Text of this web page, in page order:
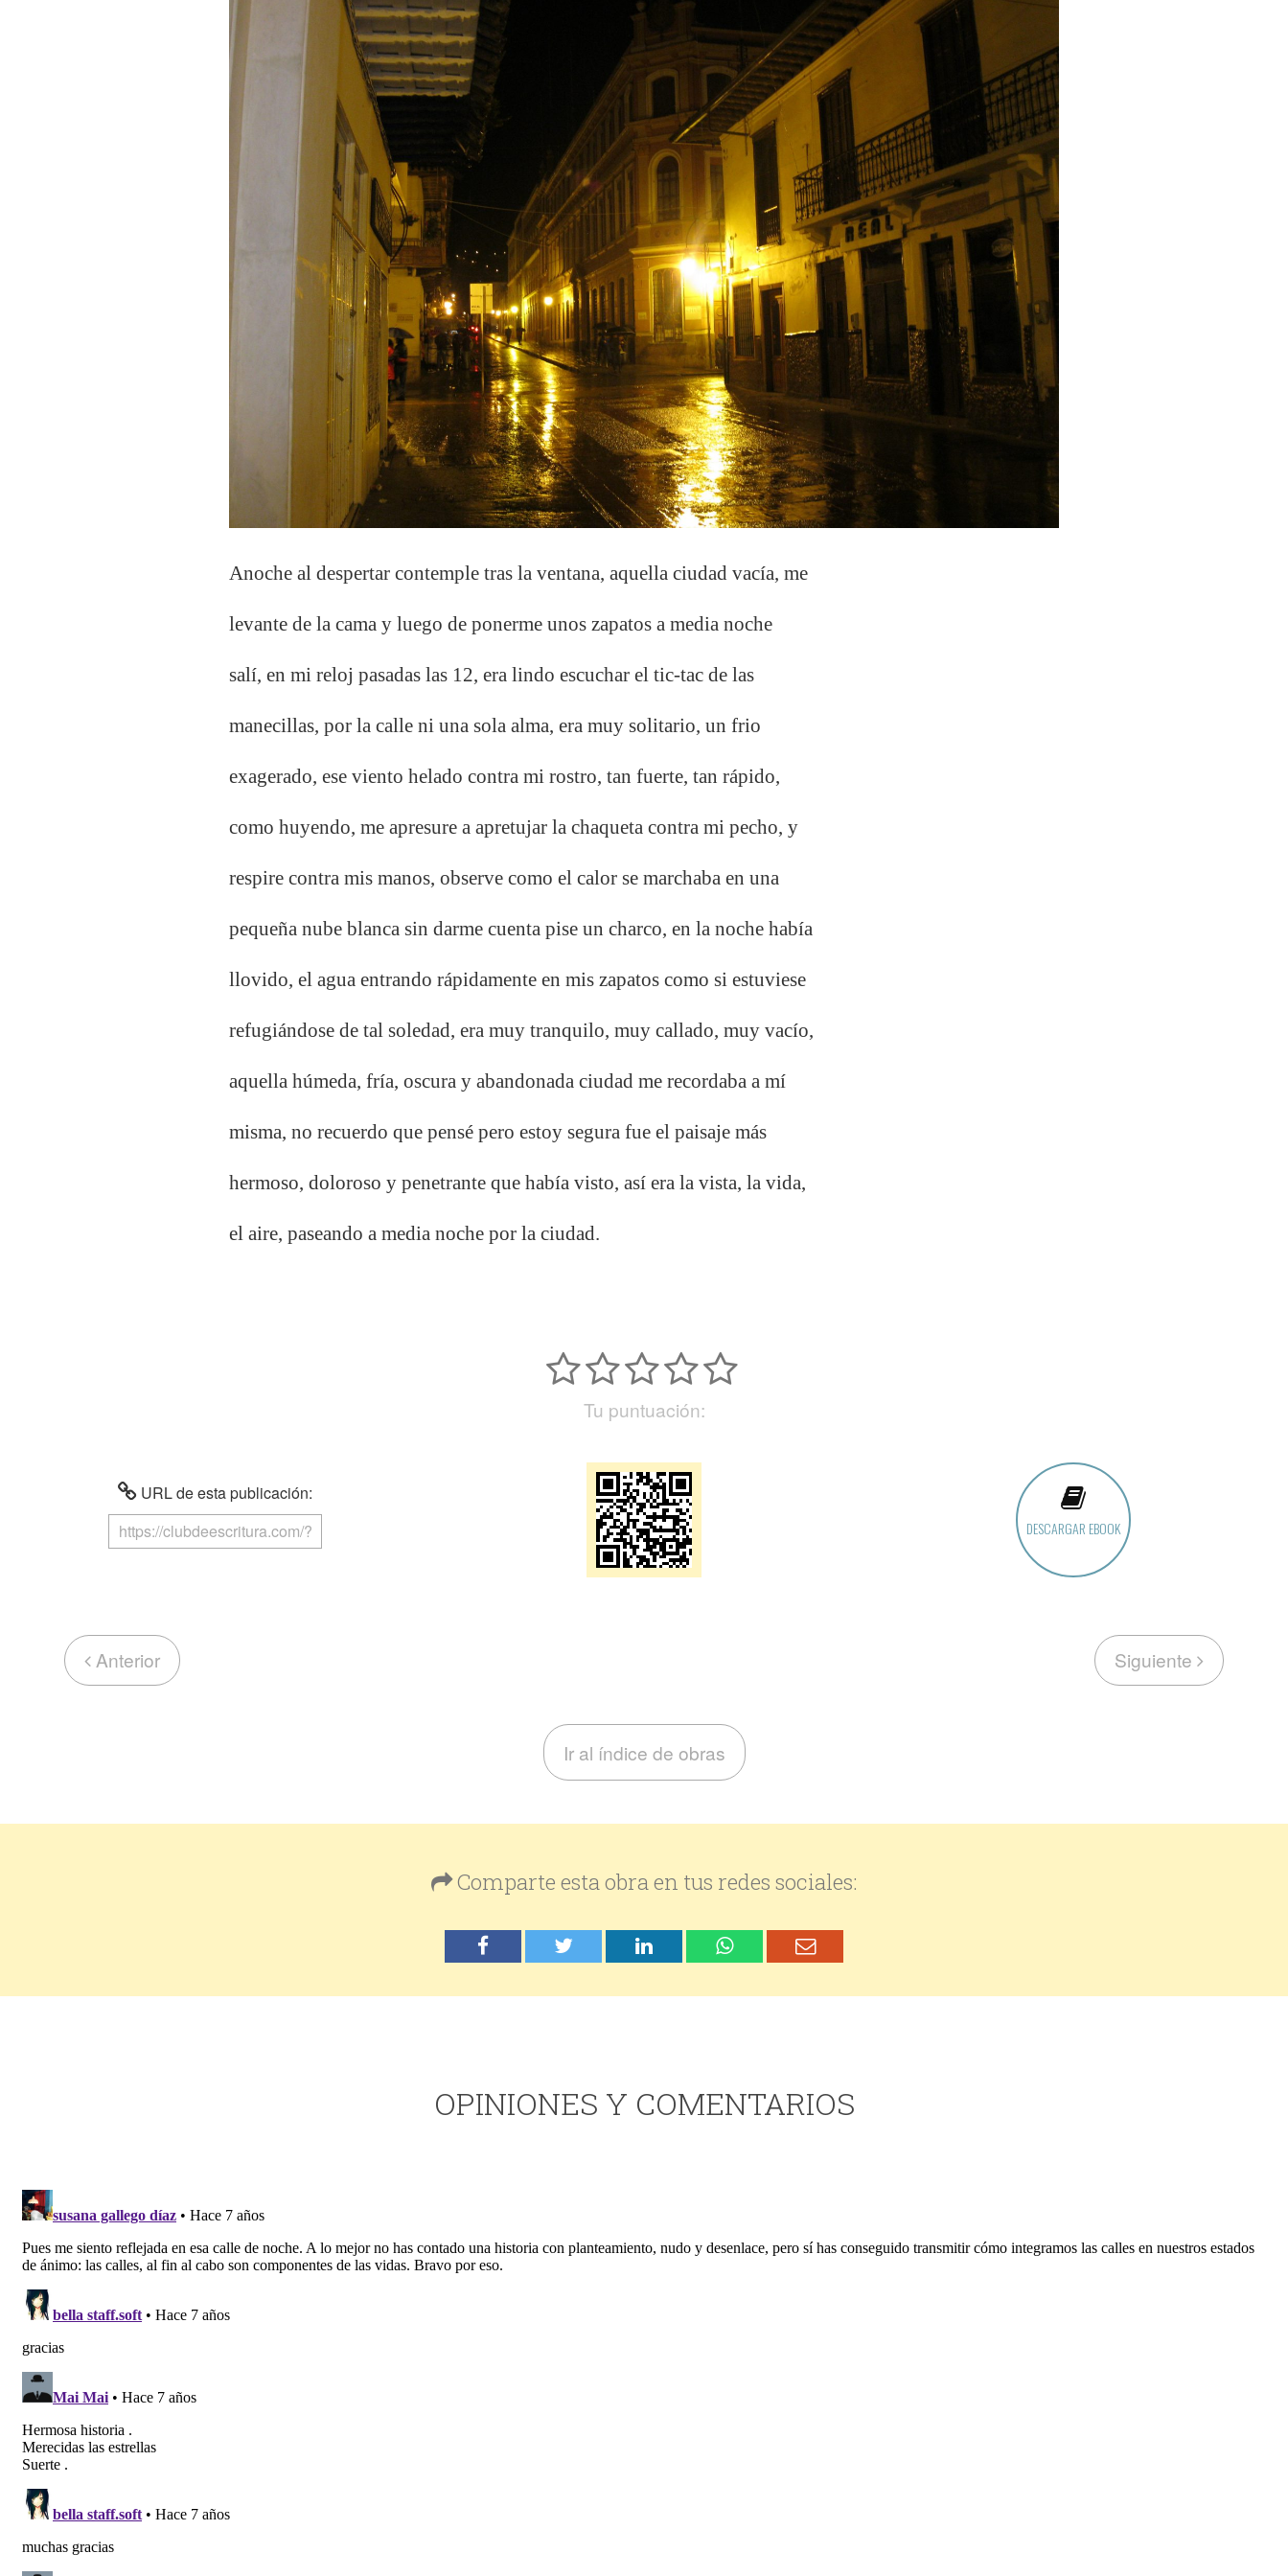
Anoche al despertar contemple tras la ventana, aquella ciudad vacía, me
levante de la cama y luego de ponerme unos zapatos a media noche
salí, en mi reloj pasadas las 12, era lindo escuchar el tic-tac de las
manecillas, por la calle ni una sola alma, era muy solitario, un frio
exagerado, ese viento helado contra mi rostro, tan fuerte, tan rápido,
como huyendo, me apresure a apretujar la chaqueta contra mi pecho, y
respire contra mis manos, observe como el calor se marchaba en una
pequeña nube blanca sin darme cuenta pise un charco, en la noche había
llovido, el agua entrando rápidamente en mis zapatos como si estuviese
refugiándose de tal soledad, era muy tranquilo, muy callado, muy vacío,
aquella húmeda, fría, oscura y abandonada ciudad me recordaba a mí
misma, no recuerdo que pensé pero estoy segura fue el paisaje más
hermoso, doloroso y penetrante que había visto, así era la vista, la vida,
el aire, paseando a media noche por la ciudad.
Tu puntuación:
URL de esta publicación:
DESCARGAR EBOOK
Anterior Siguiente
Ir al índice de obras
Comparte esta obra en tus redes sociales:
OPINIONES Y COMENTARIOS